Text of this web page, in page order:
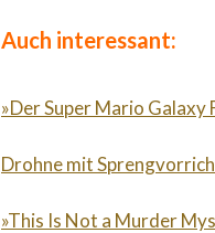
Auch interessant:
»Der Super Mario
Drohne mit
»This Is Not a Murder